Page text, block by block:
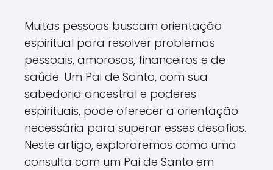
Muitas pessoas buscam orientação
espiritual para resolver problemas
pessoais, amorosos, financeiros e de
saúde. Um Pai de Santo, com sua
sabedoria ancestral e poderes
espirituais, pode oferecer a orientação
necessária para superar esses desafios.
Neste artigo, exploraremos como uma
consulta com um Pai de Santo em